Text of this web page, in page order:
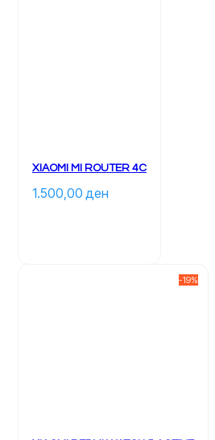
XIAOMI MI ROUTER 4C
1.500,00 ден
-19%